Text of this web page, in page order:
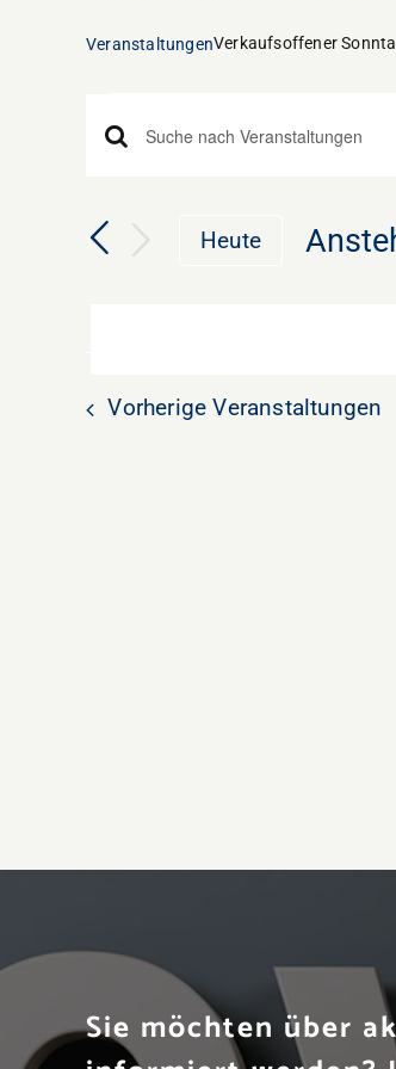
VeranstaltungenVerkaufsoffener
Veranstaltungen
Veranstaltungen
und
Bitte
Suche
Heute
VorherigeVeranstaltungen
Sie möchten über